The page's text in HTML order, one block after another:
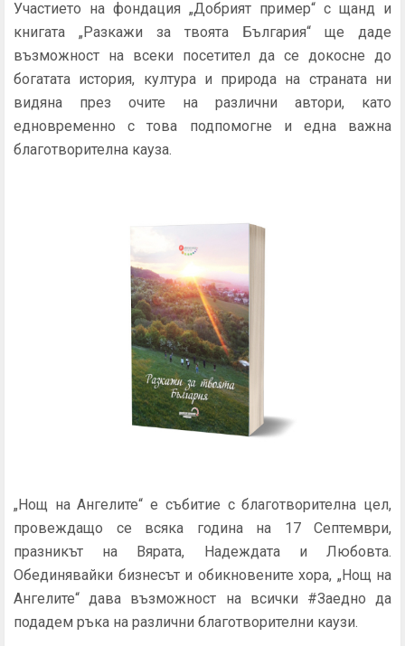
Участието на фондация „Добрият пример“ с щанд и
книгата „Разкажи за твоята България“ ще даде
възможност на всеки посетител да се докосне до
богатата история, култура и природа на страната ни
видяна през очите на различни автори, като
едновременно с това подпомогне и една важна
благотворителна кауза.
„Нощ на Ангелите“ е събитие с благотворителна цел,
провеждащо се всяка година на 17 Септември,
празникът на Вярата, Надеждата и Любовта.
Обединявайки бизнесът и обикновените хора, „Нощ на
Ангелите“ дава възможност на всички #Заедно да
подадем ръка на различни благотворителни каузи.